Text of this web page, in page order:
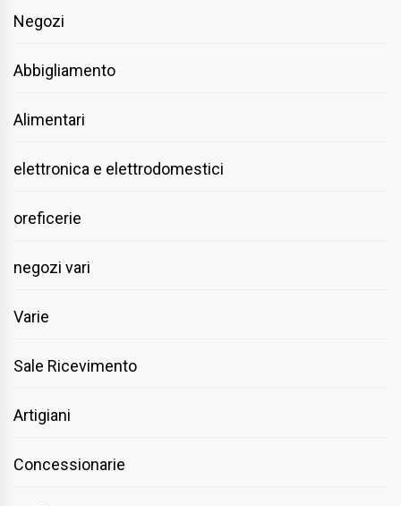
Negozi
Abbigliamento
Alimentari
elettronica e elettrodomestici
oreficerie
negozi vari
Varie
Sale Ricevimento
Artigiani
Concessionarie